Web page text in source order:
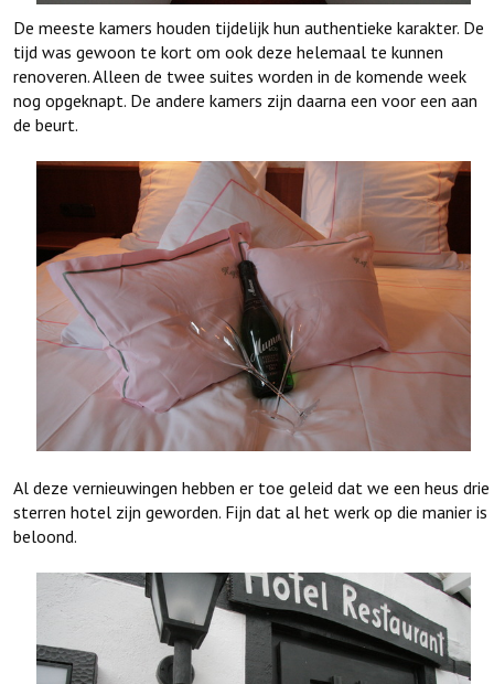
De meeste kamers houden tijdelijk hun authentieke karakter. De
tijd was gewoon te kort om ook deze helemaal te kunnen
renoveren. Alleen de twee suites worden in de komende week
nog opgeknapt. De andere kamers zijn daarna een voor een aan
de beurt.
Al deze vernieuwingen hebben er toe geleid dat we een heus drie
sterren hotel zijn geworden. Fijn dat al het werk op die manier is
beloond.